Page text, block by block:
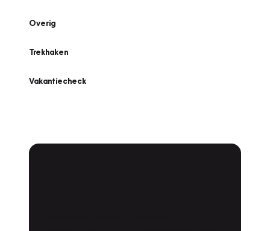
Overig
Trekhaken
Vakantiecheck